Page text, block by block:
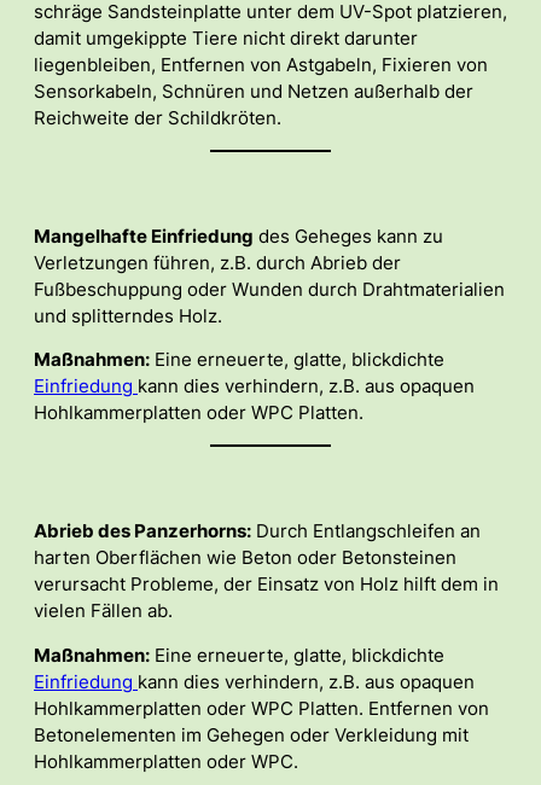
schräge Sandsteinplatte unter dem UV-Spot platzieren,
damit umgekippte Tiere nicht direkt darunter
liegenbleiben, Entfernen von Astgabeln, Fixieren von
Sensorkabeln, Schnüren und Netzen außerhalb der
Reichweite der Schildkröten.
Mangelhafte Einfriedung des Geheges kann zu
Verletzungen führen, z.B. durch Abrieb der
Fußbeschuppung oder Wunden durch Drahtmaterialien
und splitterndes Holz.
Maßnahmen: Eine erneuerte, glatte, blickdichte
Einfriedung kann dies verhindern, z.B. aus opaquen
Hohlkammerplatten oder WPC Platten.
Abrieb des Panzerhorns: Durch Entlangschleifen an
harten Oberflächen wie Beton oder Betonsteinen
verursacht Probleme, der Einsatz von Holz hilft dem in
vielen Fällen ab.
Maßnahmen: Eine erneuerte, glatte, blickdichte
Einfriedung kann dies verhindern, z.B. aus opaquen
Hohlkammerplatten oder WPC Platten. Entfernen von
Betonelementen im Gehegen oder Verkleidung mit
Hohlkammerplatten oder WPC.